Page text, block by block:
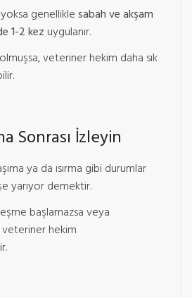
genelliklesabah ve akşam
1-2 kez uygulanır.
veteriner hekim daha sık
Sonrası İzleyin
ya da ısırma gibi durumlar
yarıyor demektir.
başlamazsa veya
hekim